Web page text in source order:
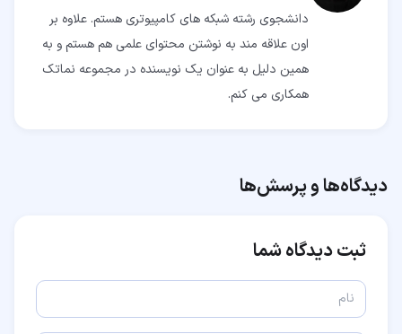
دانشجوی رشته شبکه های کامپیوتری هستم. علاوه بر
اون علاقه مند به نوشتن محتوای علمی هم هستم و به
همین دلیل به عنوان یک نویسنده در مجموعه نماتک
همکاری می کنم.
دیدگاه‌ها و پرسش‌ها
ثبت دیدگاه شما